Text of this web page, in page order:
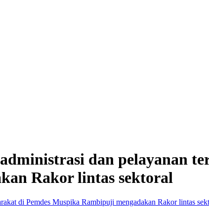
dan pelayanan
Rakor lintas sektoral